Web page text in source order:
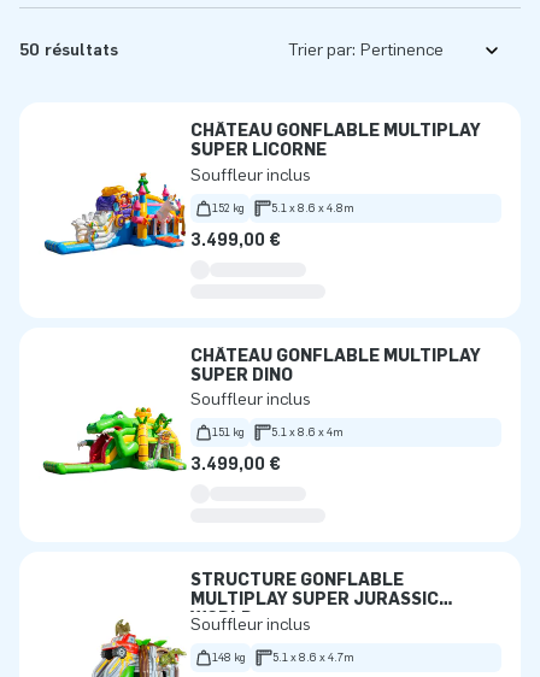
50 résultats Trier par:
CHÂTEAU GONFLABLE MULTIPLAY
SUPER LICORNE
Souffleur inclus
152 kg 5.1 x 8.6 x 4.8m
3.499,00 €
CHÂTEAU GONFLABLE MULTIPLAY
SUPER DINO
Souffleur inclus
151 kg 5.1 x 8.6 x 4m
3.499,00 €
STRUCTURE GONFLABLE
MULTIPLAY SUPER JURASSIC
WORLD
Souffleur inclus
148 kg 5.1 x 8.6 x 4.7m